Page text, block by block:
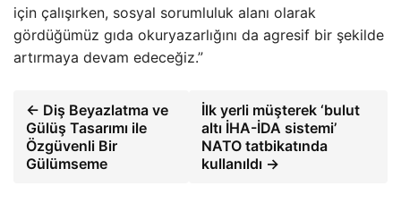
için çalışırken, sosyal sorumluluk alanı olarak
gördüğümüz gıda okuryazarlığını da agresif bir şekilde
artırmaya devam edeceğiz.”
← Diş Beyazlatma ve
Gülüş Tasarımı ile
Özgüvenli Bir
Gülümseme
İlk yerli müşterek ‘bulut
altı İHA-İDA sistemi’
NATO tatbikatında
kullanıldı →